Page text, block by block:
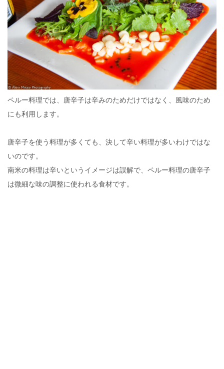
ペルー料理では、唐辛子は辛みのためだけではなく、風味のため
にも利用します。
唐辛子を使う料理が多くても、決して辛い料理が多いわけではな
いのです。
南米の料理は辛いというイメージは誤解で、ペルー料理の唐辛子
は微細な味の調整に使われる食材です。